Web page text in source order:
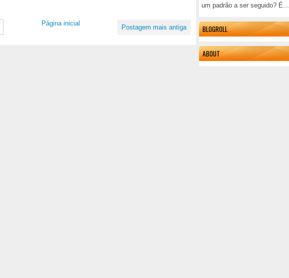
um padrão a ser seguido? É...
BLOGROLL
ABOUT
Postagem mais antiga
Página inicial